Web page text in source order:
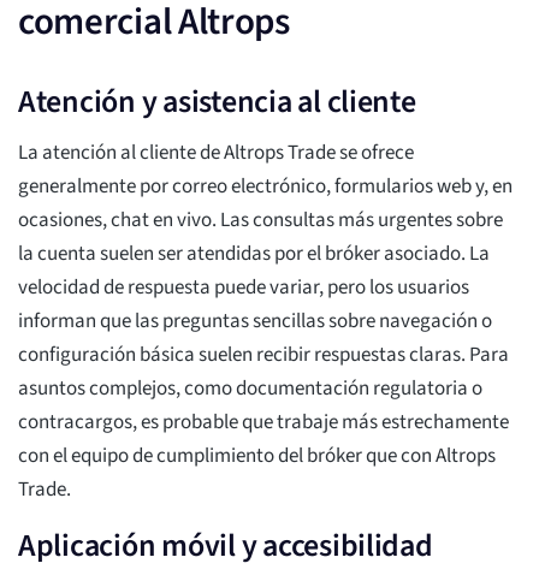
comercial Altrops
Atención y asistencia al cliente
La atención al cliente de Altrops Trade se ofrece
generalmente por correo electrónico, formularios web y, en
ocasiones, chat en vivo. Las consultas más urgentes sobre
la cuenta suelen ser atendidas por el bróker asociado. La
velocidad de respuesta puede variar, pero los usuarios
informan que las preguntas sencillas sobre navegación o
configuración básica suelen recibir respuestas claras. Para
asuntos complejos, como documentación regulatoria o
contracargos, es probable que trabaje más estrechamente
con el equipo de cumplimiento del bróker que con Altrops
Trade.
Aplicación móvil y accesibilidad